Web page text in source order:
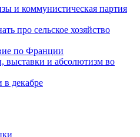
и коммунистическая партия
про сельское хозяйство
по Франции
выставки и абсолютизм во
декабре